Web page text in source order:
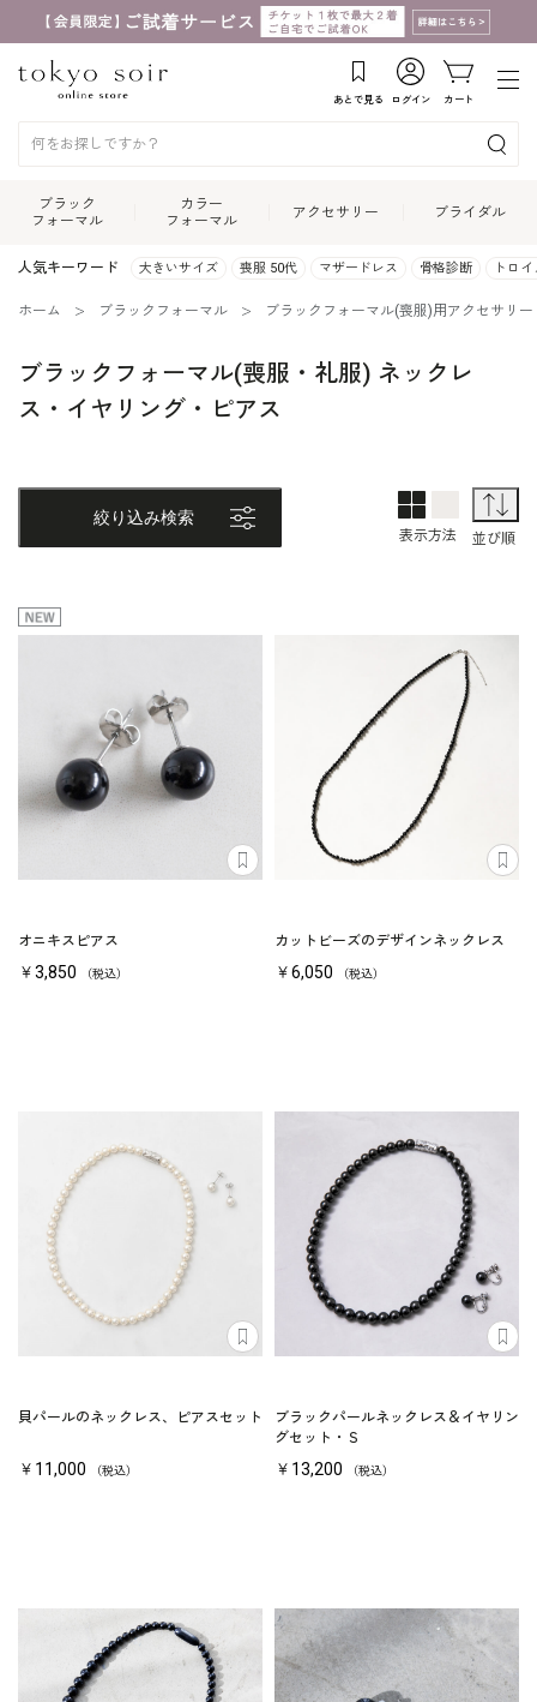
あとで見る ログイン カート
ブラック
フォーマル
カラー
フォーマル
アクセサリー ブライダル
人気キーワード 大きいサイズ 喪服 50代 マザードレス 骨格診断 トロ
ホーム ブラックフォーマル ブラックフォーマル(喪服)用アクセサリー
ブラックフォーマル(喪服・礼服) ネックレ
ス・イヤリング・ピアス
絞り込み検索
表示方法
1列表示
並び順
オニキスピアス
￥3,850 （税込）
カットビーズのデザインネックレス
￥6,050 （税込）
貝パールのネックレス、ピアスセット
￥11,000 （税込）
ブラックパールネックレス＆イヤリン
グセット・Ｓ
￥13,200 （税込）